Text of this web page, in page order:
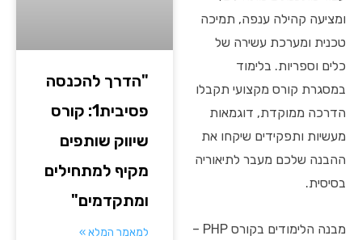
ומציעה קהילה ענפה, תמיכה
טכנית ומערכת עשירה של
כלים וספריות. בלימוד
במסגרת קורס מקצועי תקבלו
הדרכה ממוקדת, דוגמאות
מעשיות ותפקידים שיקחו את
ההבנה שלכם מעבר לתיאוריה
בסיסית.
מבנה הלימודים בקורס PHP –
"הדרך להכנסה
פסיבית1: קורס
שיווק שותפים
מקיף למתחילים
ומתקדמים"
למאמר המלא »